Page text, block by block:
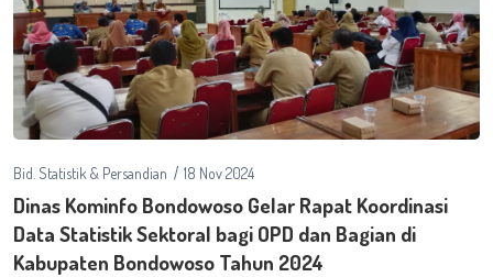
Bid. Statistik & Persandian 18 Nov 2024
Dinas Kominfo Bondowoso Gelar Rapat Koordinasi
Data Statistik Sektoral bagi OPD dan Bagian di
Kabupaten Bondowoso Tahun 2024